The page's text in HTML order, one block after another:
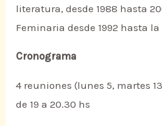
literatura, desde 1988 hasta
Feminaria desde 1992 hasta
Cronograma
4 reuniones (lunes 5, martes
de 19 a 20.30 hs